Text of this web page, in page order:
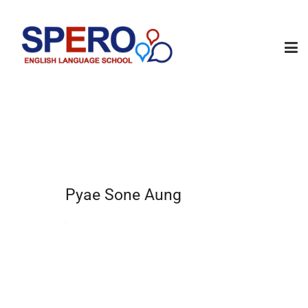
Pyae Sone Aung